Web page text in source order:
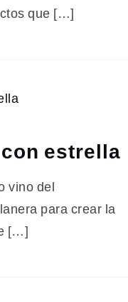
que […]
estrella
vino del
para crear la
[…]